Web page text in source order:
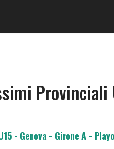
Provinciali
- Genova - Girone A -